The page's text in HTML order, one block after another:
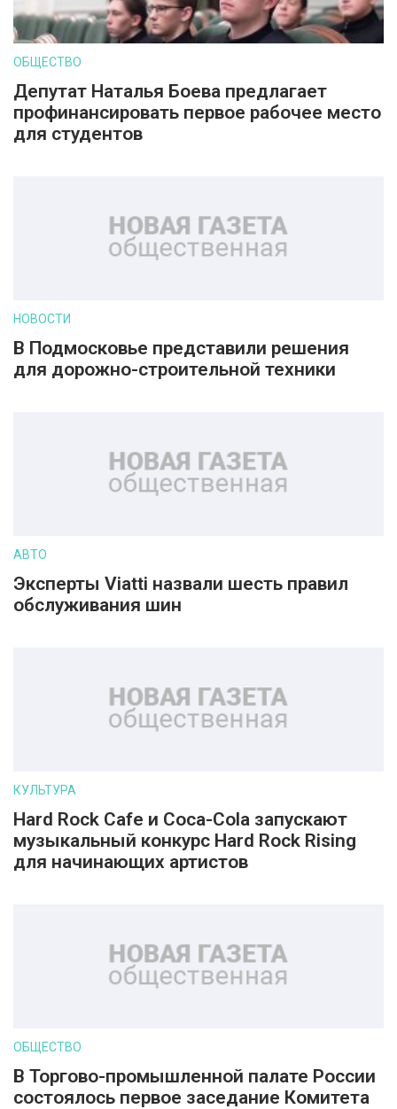
ОБЩЕСТВО
Депутат Наталья Боева предлагает
профинансировать первое рабочее место
для студентов
НОВОСТИ
В Подмосковье представили решения
для дорожно-строительной техники
АВТО
Эксперты Viatti назвали шесть правил
обслуживания шин
КУЛЬТУРА
Hard Rock Cafe и Coca-Cola запускают
музыкальный конкурс Hard Rock Rising
для начинающих артистов
ОБЩЕСТВО
В Торгово-промышленной палате России
состоялось первое заседание Комитета